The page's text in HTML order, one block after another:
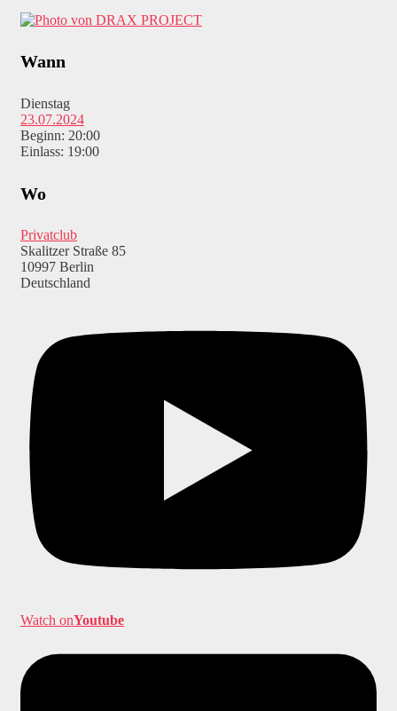
Wann
Dienstag
23.07.2024
Beginn: 20:00
Einlass: 19:00
Wo
Privatclub
Skalitzer Straße 85
10997 Berlin
Deutschland
Watch onYoutube